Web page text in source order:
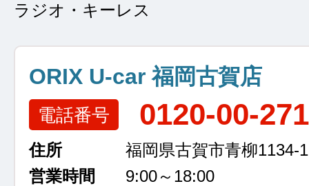
ラジオ・キーレス
ORIX U-car 福岡古賀店
電話番号 0120-00-
住所
福岡県古賀市青柳1134-1
営業時間
9:00～18:00